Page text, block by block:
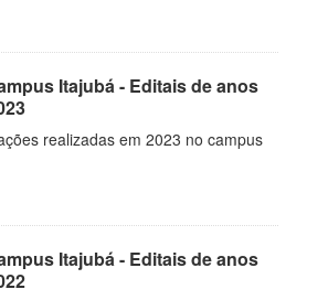
Itajubá - Editais de anos
realizadas em 2023 no campus
Itajubá - Editais de anos